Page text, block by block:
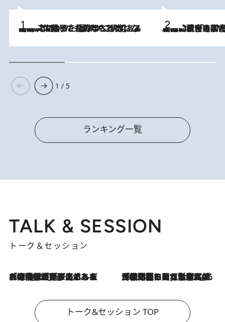
2026.8.5
【阿川佐和子さんの年とる力】なぜ70代で始めた趣味は“こんなに楽しい”のか？ ピアノ、俳句…スランプに陥っても続けられる“ある秘訣”とは 2026.8.3
慶應幼稚舎の図書室からテレビの世界に飛び込んだ阿川佐和子（72）
1 / 5
ランキング一覧
TALK & SESSION
トーク＆セッション
2026.8.3
「今後値上げがあるとすれば…」「リスクがあるのは今年の冬」エネルギー専門家が語る、ホルムズ海峡封鎖が家庭にもたらす“ある心配” 2026.8.3
「住宅建てられない…」「サーチャージ料の高値が続いている」ホルムズ海峡封鎖による影響はいつまで続く？《エネルギー専門家に聞く“どうなる日本の暮らし”》
トーク&セッション TOP